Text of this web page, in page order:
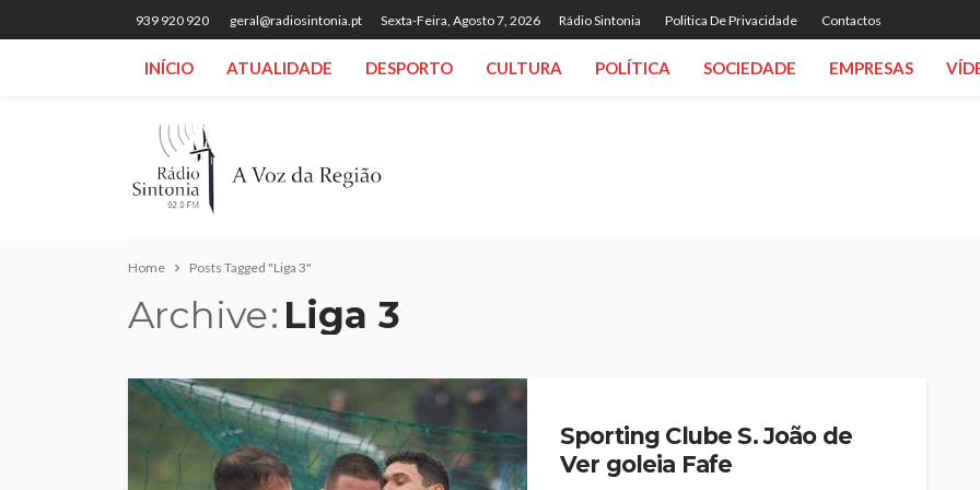
939 920 920 geral@radiosintonia.pt Sexta-Feira, Agosto 7, 2026 Rádio Sintonia Politica De Privacidade Contactos
INÍCIO ATUALIDADE DESPORTO CULTURA POLÍTICA SOCIEDADE EMPRESAS
Home Posts Tagged "Liga 3"
Archive Liga 3
Sporting Clube S. João de
Ver goleia Fafe